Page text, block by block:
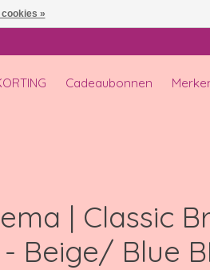
Cadeaubonnen
| Classic
Beige/ Blue
»